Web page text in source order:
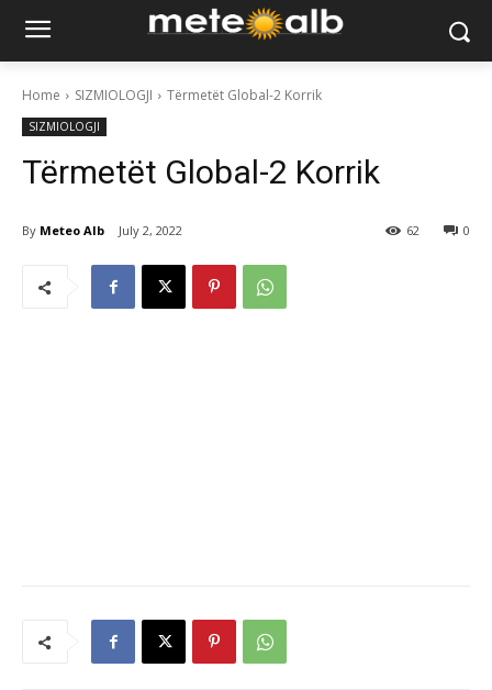
Home SIZMIOLOGJI Tërmetët Global-2 Korrik
SIZMIOLOGJI
Tërmetët Global-2 Korrik
By Meteo Alb July 2, 2022 0
62